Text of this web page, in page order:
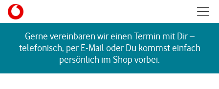
Skip to content
Gerne vereinbaren wir einen Termin mit Dir –
telefonisch, per E-Mail oder Du kommst einfach
persönlich im Shop vorbei.